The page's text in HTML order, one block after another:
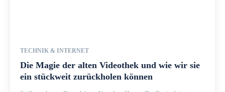
TECHNIK & INTERNET
Die Magie der alten Videothek und wie wir sie
ein stückweit zurückholen können